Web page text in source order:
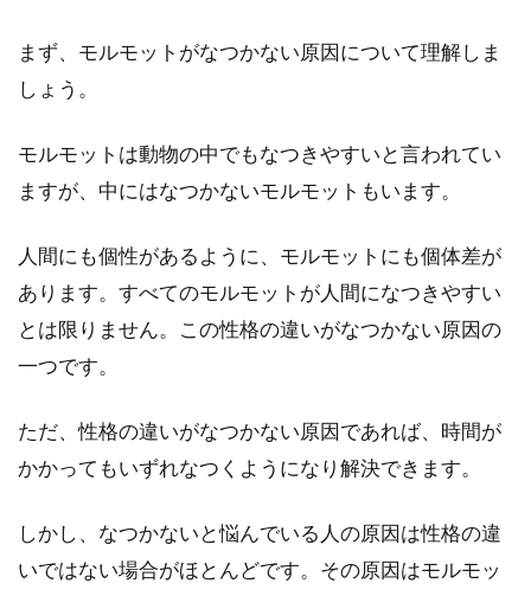
モルモットの赤ちゃんの育て
飼っているお母さんモルモットが赤ちゃ
緊張と心配の中、お母さんモル...
巣箱から全然出てきてくれないと心配し
まず、モルモットがなつかない原因について理解しま
しょう。
モルモットは動物の中でもなつきやすいと言われてい
ますが、中にはなつかないモルモットもいます。
人間にも個性があるように、モルモットにも個体差が
あります。すべてのモルモットが人間になつきやすい
とは限りません。この性格の違いがなつかない原因の
一つです。
ただ、性格の違いがなつかない原因であれば、時間が
かかってもいずれなつくようになり解決できます。
しかし、なつかないと悩んでいる人の原因は性格の違
いではない場合がほとんどです。その原因はモルモッ